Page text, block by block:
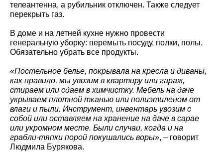
телеантенна, а рубильник отключен. Также следует
перекрыть газ.
В доме и на летней кухне нужно провести
генеральную уборку: перемыть посуду, полки, полы.
Обязательно убрать все продукты.
«Постельное белье, покрывала на кресла и диваны,
как правило, мы увозим в квартиру или гараж,
стираем или сдаем в химчистку. Мебель на даче
укрываем плотной тканью или полиэтиленом от
влаги и пыли. Инструмент, инвентарь увозим с
собой или оставляем на хранение на даче в сарае
или укромном месте. Были случаи, когда и на
грабли-тяпки порой покушались воры», – говорит
Людмила Бурякова.